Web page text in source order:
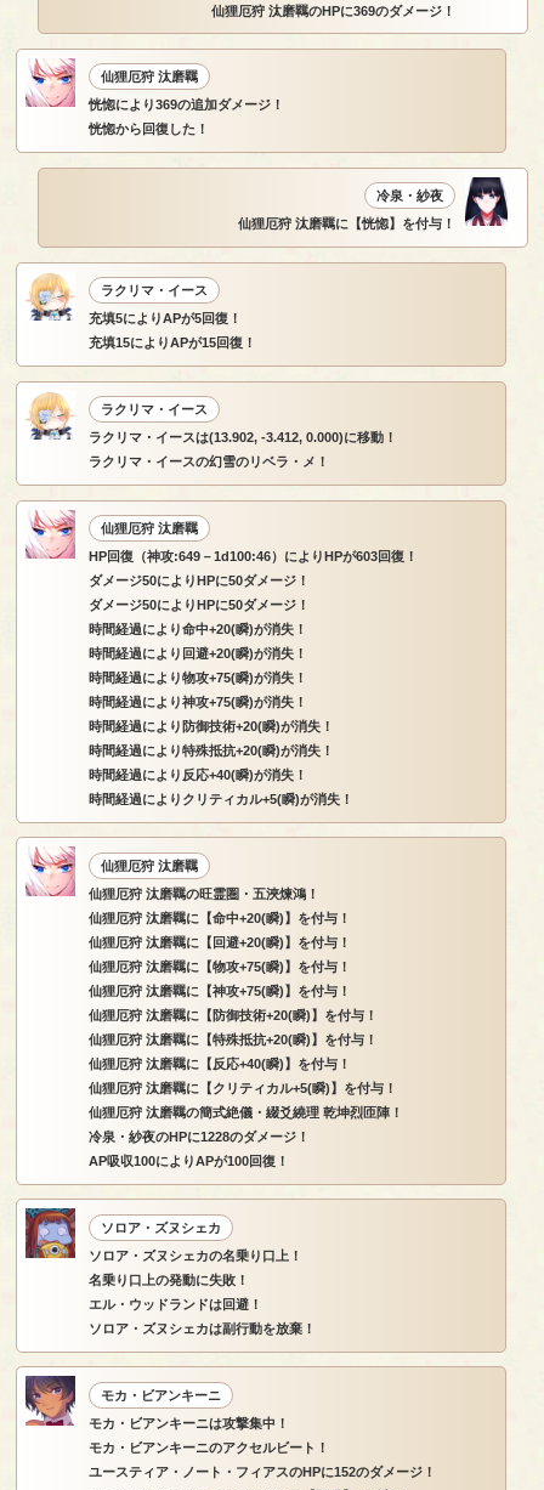
仙狸厄狩 汰磨羈のHPに369のダメージ！
仙狸厄狩 汰磨羈
恍惚により369の追加ダメージ！
恍惚から回復した！
冷泉・紗夜
仙狸厄狩 汰磨羈に【恍惚】を付与！
ラクリマ・イース
充填5によりAPが5回復！
充填15によりAPが15回復！
ラクリマ・イース
ラクリマ・イースは(13.902, -3.412, 0.000)に移動！
ラクリマ・イースの幻雪のリベラ・メ！
仙狸厄狩 汰磨羈
HP回復（神攻:649－1d100:46）によりHPが603回復！
ダメージ50によりHPに50ダメージ！
ダメージ50によりHPに50ダメージ！
時間経過により命中+20(瞬)が消失！
時間経過により回避+20(瞬)が消失！
時間経過により物攻+75(瞬)が消失！
時間経過により神攻+75(瞬)が消失！
時間経過により防御技術+20(瞬)が消失！
時間経過により特殊抵抗+20(瞬)が消失！
時間経過により反応+40(瞬)が消失！
時間経過によりクリティカル+5(瞬)が消失！
仙狸厄狩 汰磨羈
仙狸厄狩 汰磨羈の旺霊圏・五浹煉鴻！
仙狸厄狩 汰磨羈に【命中+20(瞬)】を付与！
仙狸厄狩 汰磨羈に【回避+20(瞬)】を付与！
仙狸厄狩 汰磨羈に【物攻+75(瞬)】を付与！
仙狸厄狩 汰磨羈に【神攻+75(瞬)】を付与！
仙狸厄狩 汰磨羈に【防御技術+20(瞬)】を付与！
仙狸厄狩 汰磨羈に【特殊抵抗+20(瞬)】を付与！
仙狸厄狩 汰磨羈に【反応+40(瞬)】を付与！
仙狸厄狩 汰磨羈に【クリティカル+5(瞬)】を付与！
仙狸厄狩 汰磨羈の簡式絶儀・綴爻繞理 乾坤烈匝陣！
冷泉・紗夜のHPに1228のダメージ！
AP吸収100によりAPが100回復！
ソロア・ズヌシェカ
ソロア・ズヌシェカの名乗り口上！
名乗り口上の発動に失敗！
エル・ウッドランドは回避！
ソロア・ズヌシェカは副行動を放棄！
モカ・ビアンキーニ
モカ・ビアンキーニは攻撃集中！
モカ・ビアンキーニのアクセルビート！
ユースティア・ノート・フィアスのHPに152のダメージ！